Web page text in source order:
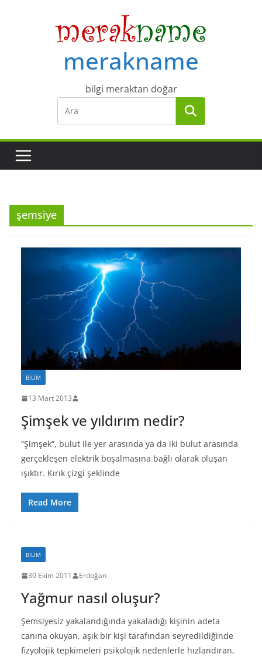
merakname
bilgi meraktan doğar
şemsiye
BILIM
13 Mart 2013
Şimşek ve yıldırım nedir?
“Şimşek”, bulut ile yer arasında ya da iki bulut arasında
gerçekleşen elektrik boşalmasına bağlı olarak oluşan
ışıktır. Kırık çizgi şeklinde
Read More
BILIM
30 Ekim 2011 Erdoğan
Yağmur nasıl oluşur?
Şemsiyesiz yakalandığında yakaladığı kişinin adeta
canına okuyan, aşık bir kişi tarafından seyredildiğinde
fizyolojik tepkimeleri psikolojik nedenlerle hızlandıran,